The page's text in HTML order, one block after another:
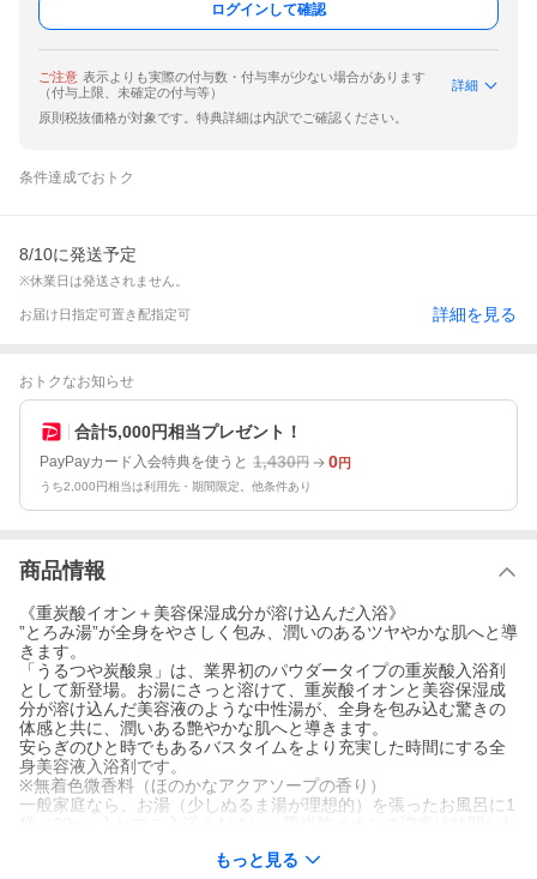
ログインして確認
ご注意 表示よりも実際の付与数・付与率が少ない場合があります
（付与上限、未確定の付与等）
詳細
原則税抜価格が対象です。特典詳細は内訳でご確認ください。
条件達成でおトク
8/10に発送予定
※休業日は発送されません。
お届け日指定可置き配指定可 詳細を見る
おトクなお知らせ
合計5,000円相当プレゼント！
PayPayカード入会特典を使うと 1,430円 0円
うち2,000円相当は利用先・期間限定。他条件あり
商品情報
《重炭酸イオン＋美容保湿成分が溶け込んだ入浴》
”とろみ湯”が全身をやさしく包み、潤いのあるツヤやかな肌へと導
きます。
「うるつや炭酸泉」は、業界初のパウダータイプの重炭酸入浴剤
として新登場。お湯にさっと溶けて、重炭酸イオンと美容保湿成
分が溶け込んだ美容液のような中性湯が、全身を包み込む驚きの
体感と共に、潤いある艶やかな肌へと導きます。
安らぎのひと時でもあるバスタイムをより充実した時間にする全
身美容液入浴剤です。
※無着色微香料（ほのかなアクアソープの香り）
一般家庭なら、お湯（少しぬるま湯が理想的）を張ったお風呂に1
もっと見る